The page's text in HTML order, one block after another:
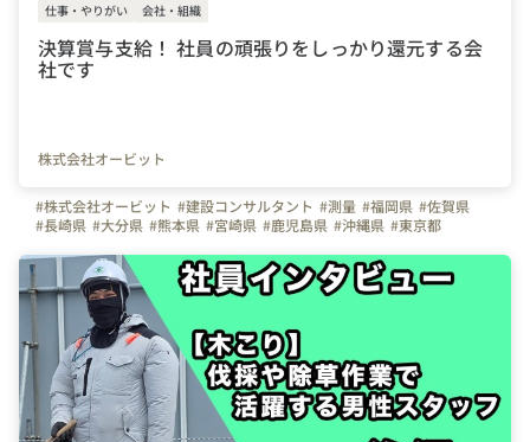
仕事・やりがい 会社・組織
決算賞与支給！ 社員の頑張りをしっかり還元する会
社です
株式会社オービット
#株式会社オービット #建設コンサルタント #測量 #福岡県 #佐賀県
#長崎県 #大分県 #熊本県 #宮崎県 #鹿児島県 #沖縄県 #東京都